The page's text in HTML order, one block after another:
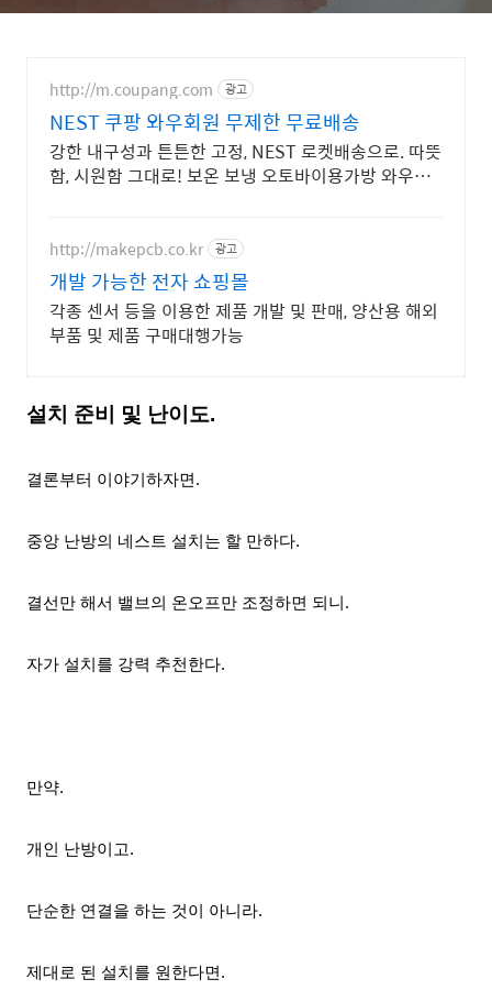
http://m.coupang.com 광고
NEST 쿠팡 와우회원 무제한 무료배송
강한 내구성과 튼튼한 고정, NEST 로켓배송으로. 따뜻
함, 시원함 그대로! 보온 보냉 오토바이용가방 와우회
http://makepcb.co.kr 광고
개발 가능한 전자 쇼핑몰
각종 센서 등을 이용한 제품 개발 및 판매, 양산용 해외
부품 및 제품 구매대행가능
설치 준비 및 난이도.
결론부터 이야기하자면.
중앙 난방의 네스트 설치는 할 만하다.
결선만 해서 밸브의 온오프만 조정하면 되니.
자가 설치를 강력 추천한다.
만약.
개인 난방이고.
단순한 연결을 하는 것이 아니라.
제대로 된 설치를 원한다면.